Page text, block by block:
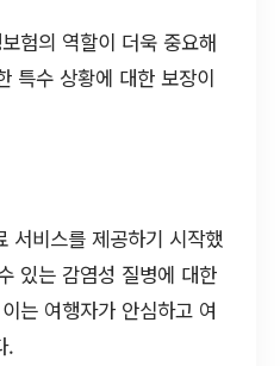
험의 역할이 더욱 중요해
특수 상황에 대한 보장이
서비스를 제공하기 시작했
있는 감염성 질병에 대한
는 여행자가 안심하고 여
.